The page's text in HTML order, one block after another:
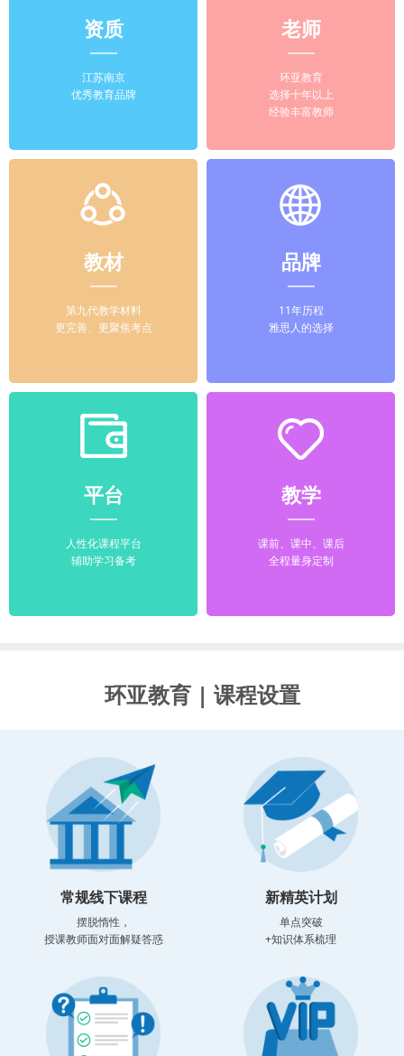
资质
江苏南京
优秀教育品牌
老师
环亚教育
选择十年以上
经验丰富教师
教材
第九代教学材料
更完善、更聚焦考点
品牌
11年历程
雅思人的选择
平台
人性化课程平台
辅助学习备考
教学
课前、课中、课后
全程量身定制
环亚教育 | 课程设置
常规线下课程
摆脱惰性，
授课教师面对面解疑答惑
新精英计划
单点突破
+知识体系梳理